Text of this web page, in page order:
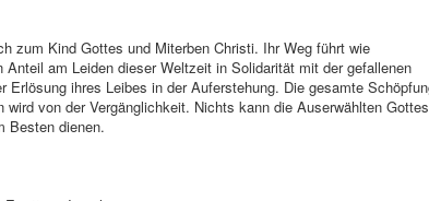
zum Kind Gottes und Miterben Christi. Ihr Weg führt wie
am Leiden dieser Weltzeit in Solidarität mit der gefallenen
ihres Leibes in der Auferstehung. Die gesamte
von der Vergänglichkeit. Nichts kann die Auserwählten Gottes
Besten dienen.